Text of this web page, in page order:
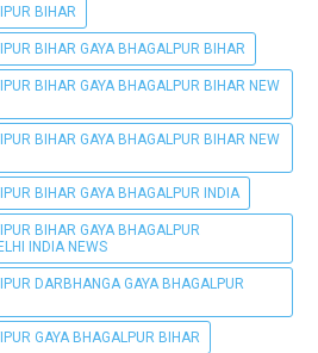
BIHAR
BIHAR GAYA BHAGALPUR BIHAR
BIHAR GAYA BHAGALPUR BIHAR NEW
BIHAR GAYA BHAGALPUR BIHAR NEW
BIHAR GAYA BHAGALPUR INDIA
BIHAR GAYA BHAGALPUR
INDIA NEWS
DARBHANGA GAYA BHAGALPUR
GAYA BHAGALPUR BIHAR